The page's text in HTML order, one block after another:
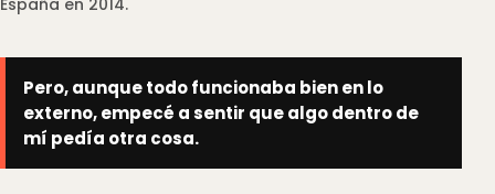
España en 2014.
Pero, aunque todo funcionaba bien en lo
externo, empecé a sentir que algo dentro de
mí pedía otra cosa.